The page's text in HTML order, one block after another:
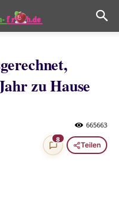
zu Hause
665663
8
Teilen